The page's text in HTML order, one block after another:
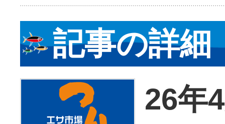
記事の詳細
26年